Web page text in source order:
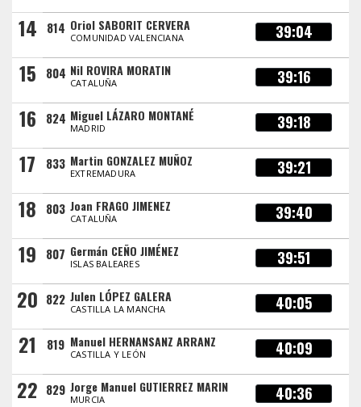
14 814 Oriol SABORIT CERVERA
COMUNIDAD VALENCIANA 39:04
15 804 Nil ROVIRA MORATIN
CATALUÑA 39:16
16 824 Miguel LÁZARO MONTANÉ
MADRID 39:18
17 833 Martin GONZALEZ MUÑOZ
EXTREMADURA 39:21
18 803 Joan FRAGO JIMENEZ
CATALUÑA 39:40
19 807 Germán CEÑO JIMÉNEZ
ISLAS BALEARES 39:51
20 822 Julen LÓPEZ GALERA
CASTILLA LA MANCHA 40:05
21 819 Manuel HERNANSANZ ARRANZ
CASTILLA Y LEÓN 40:09
22 829 Jorge Manuel GUTIERREZ MARIN
MURCIA 40:36